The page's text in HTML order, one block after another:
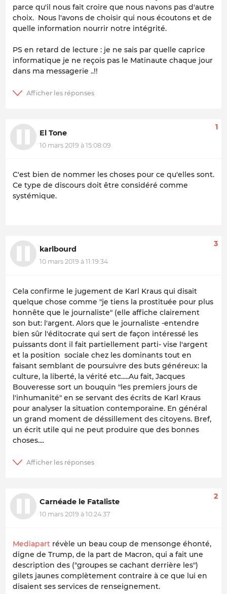
parce qu'il nous fait croire que nous navons pas d'autre
choix. Nous l'avons de choisir qui nous écoutons et de
quelle information nourrir notre intégrité.
PS en retard de lecture : je ne sais par quelle caprice
informatique je ne reçois pas le Matinaute chaque jour
dans ma messagerie ..!!
El Tone
10 mars 2019 à 15:08:09
1
C'est bien de nommer les choses pour ce qu'elles sont.
Ce type de discours doit être considéré comme
systémique.
karlbourd
10 mars 2019 à 11:19:34
3
Cela confirme le jugement de Karl Kraus qui disait
quelque chose comme "je tiens la prostituée pour plus
honnête que le journaliste" (elle affiche clairement
son but: l'argent. Alors que le journaliste -entendre
bien sûr l'éditocrate qui sert de façon intéressé les
puissants dont il fait partiellement parti- vise l'argent
et la position sociale chez les dominants tout en
faisant semblant de poursuivre des buts généreux: la
culture, la liberté, la vérité etc.....Au fait, Jacques
Bouveresse sort un bouquin "les premiers jours de
l'inhumanité" en se servant des écrits de Karl Kraus
pour analyser la situation contemporaine. En général
un grand moment de déssillement des citoyens. Bref,
un écrit utile qui ne peut produire que des bonnes
choses....
Carnéade le Fataliste
10 mars 2019 à 10:24:37
2
Mediapart révèle un beau coup de mensonge éhonté,
digne de Trump, de la part de Macron, qui a fait une
description des ("groupes se cachant derrière les")
gilets jaunes complètement contraire à ce que lui en
disaient ses services de renseignement.